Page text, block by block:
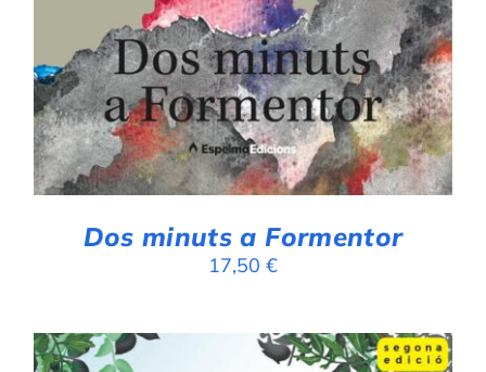
Dos minuts a Formentor
17,50 €